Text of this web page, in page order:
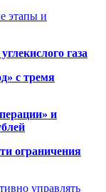
этапы и
газа
с тремя
и
ограничения
управлять